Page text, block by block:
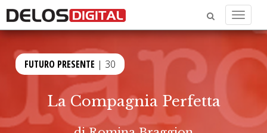
Menu
FUTURO PRESENTE | 30
La Compagnia Perfetta